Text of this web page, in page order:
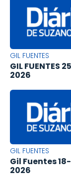
GIL FUENTES
GIL FUENTES
2026
GIL FUENTES
Gil Fuentes
2026